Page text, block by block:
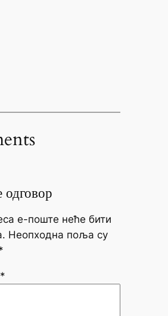
одговор
е-поште неће бити
Неопходна поља су
*